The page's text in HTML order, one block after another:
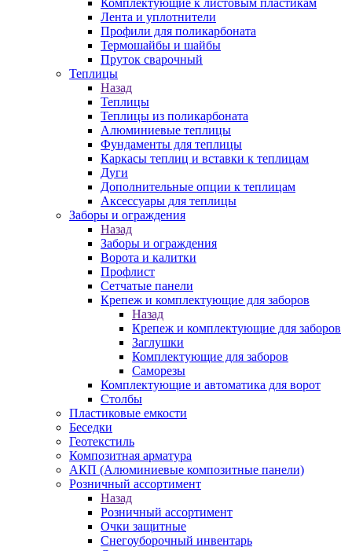
Комплектующие к листовым пластикам
Лента и уплотнители
Профили для поликарбоната
Термошайбы и шайбы
Пруток сварочный
Теплицы
Назад
Теплицы
Теплицы из поликарбоната
Алюминиевые теплицы
Фундаменты для теплицы
Каркасы теплиц и вставки к теплицам
Дуги
Дополнительные опции к теплицам
Аксессуары для теплицы
Заборы и ограждения
Назад
Заборы и ограждения
Ворота и калитки
Профлист
Сетчатые панели
Крепеж и комплектующие для заборов
Назад
Крепеж и комплектующие для заборов
Заглушки
Комплектующие для заборов
Саморезы
Комплектующие и автоматика для ворот
Столбы
Пластиковые емкости
Беседки
Геотекстиль
Композитная арматура
АКП (Алюминиевые композитные панели)
Розничный ассортимент
Назад
Розничный ассортимент
Очки защитные
Снегоуборочный инвентарь